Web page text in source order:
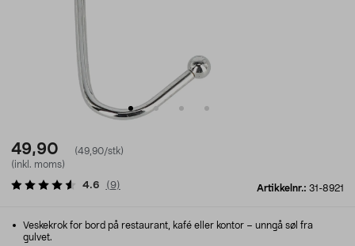
49,90
(49,90/stk)
(inkl. moms)
Artikkelnr.: 31-8921
4.6 (9)
Veske­krok for bord på restaurant, kafé eller kontor – unngå søl fra
gulvet.